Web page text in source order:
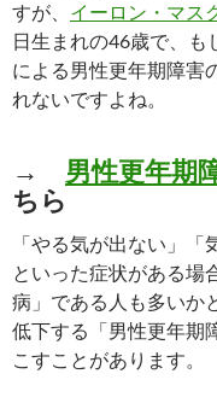
すが、 イーロン・マス
日生まれの46歳で、も
による男性更年期障害
れないですよね。
→ 男性更年期
ちら
「やる気が出ない」「
といった症状がある場
病」である人も多いか
低下する「男性更年期
こすことがあります。